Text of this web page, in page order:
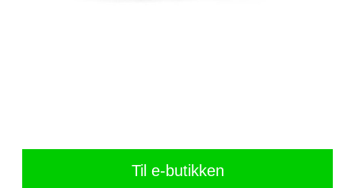
Til e-butikken